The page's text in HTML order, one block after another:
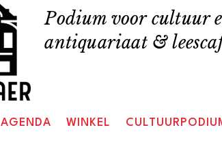
Podium voor cultuur
antiquariaat &
AGENDA WINKEL